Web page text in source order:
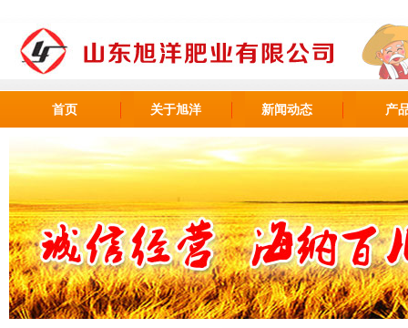
首页 关于旭洋 新闻动态 产